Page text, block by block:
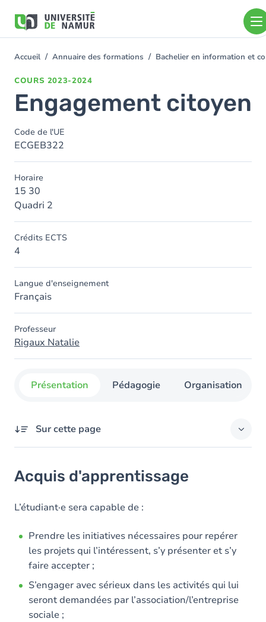
contenu
You
Accueil Annuaire des formations Bachelier en information et
COURS 2023-2024
Engagement citoyen
Code de l'UE
ECGEB322
Horaire
15 30
Quadri 2
Crédits ECTS
4
Langue d'enseignement
Français
Professeur
Rigaux Natalie
Présentation Pédagogie Organisation
Sur cette page
Objectifs
Contenu
Acquis d'apprentissage
L’étudiant·e sera capable de :
Prendre les initiatives nécessaires pour repérer
les projets qui l’intéressent, s’y présenter et s’y
faire accepter ;
S’engager avec sérieux dans les activités qui lui
seront demandées par l’association/l’entreprise
sociale ;